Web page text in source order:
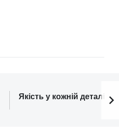
Якість у кожній деталі